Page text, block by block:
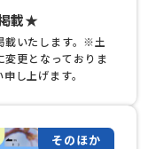
載★
載いたします。※土
更となっておりま
し上げます。
そのほか